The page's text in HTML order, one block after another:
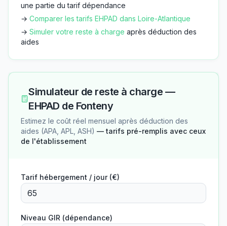
une partie du tarif dépendance
→ Comparer les tarifs EHPAD dans Loire-Atlantique
→ Simuler votre reste à charge après déduction des
aides
Simulateur de reste à charge —
EHPAD de Fonteny
Estimez le coût réel mensuel après déduction des
aides (APA, APL, ASH) — tarifs pré-remplis avec ceux
de l'établissement
Tarif hébergement / jour (€)
Niveau GIR (dépendance)